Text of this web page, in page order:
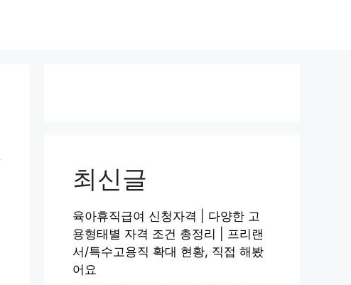
최신글
육아휴직급여 신청자격 | 다양한 고
용형태별 자격 조건 총정리 | 프리랜
서/특수고용직 확대 현황, 직접 해봤
어요